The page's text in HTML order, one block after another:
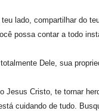
lado, compartilhar do
possa contar a todo
Dele, sua
Cristo, te tornar
cuidando de tudo.